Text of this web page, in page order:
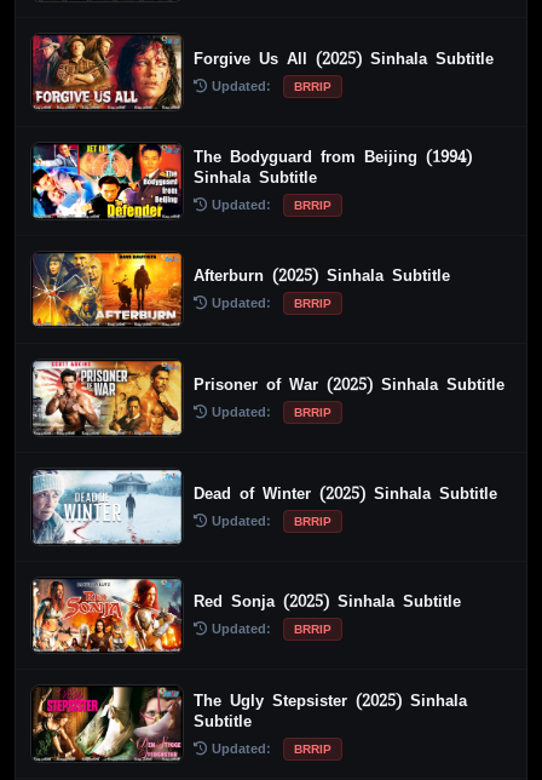
Forgive Us All (2025) Sinhala Subtitle
Updated: BRRIP
The Bodyguard from Beijing (1994)
Sinhala Subtitle
Updated: BRRIP
Afterburn (2025) Sinhala Subtitle
Updated: BRRIP
Prisoner of War (2025) Sinhala Subtitle
Updated: BRRIP
Dead of Winter (2025) Sinhala Subtitle
Updated: BRRIP
Red Sonja (2025) Sinhala Subtitle
Updated: BRRIP
The Ugly Stepsister (2025) Sinhala
Subtitle
Updated: BRRIP